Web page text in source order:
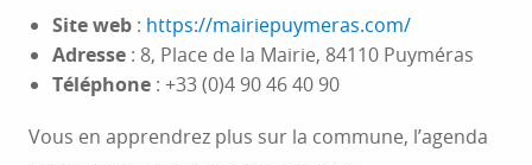
Site web : https://mairiepuymeras.com/
Adresse : 8, Place de la Mairie, 84110 Puyméras
Téléphone : +33 (0)4 90 46 40 90
Vous en apprendrez plus sur la commune, l’agenda